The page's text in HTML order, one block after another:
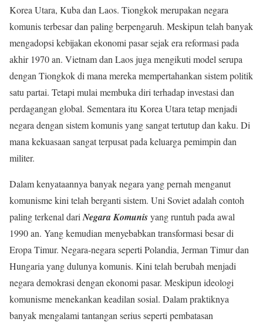
Korea Utara, Kuba dan Laos. Tiongkok merupakan negara
komunis terbesar dan paling berpengaruh. Meskipun telah banyak
mengadopsi kebijakan ekonomi pasar sejak era reformasi pada
akhir 1970 an. Vietnam dan Laos juga mengikuti model serupa
dengan Tiongkok di mana mereka mempertahankan sistem politik
satu partai. Tetapi mulai membuka diri terhadap investasi dan
perdagangan global. Sementara itu Korea Utara tetap menjadi
negara dengan sistem komunis yang sangat tertutup dan kaku. Di
mana kekuasaan sangat terpusat pada keluarga pemimpin dan
militer.
Dalam kenyataannya banyak negara yang pernah menganut
komunisme kini telah berganti sistem. Uni Soviet adalah contoh
paling terkenal dari Negara Komunisyang runtuh pada awal
1990 an. Yang kemudian menyebabkan transformasi besar di
Eropa Timur. Negara-negara seperti Polandia, Jerman Timur dan
Hungaria yang dulunya komunis. Kini telah berubah menjadi
negara demokrasi dengan ekonomi pasar. Meskipun ideologi
komunisme menekankan keadilan sosial. Dalam praktiknya
banyak mengalami tantangan serius seperti pembatasan